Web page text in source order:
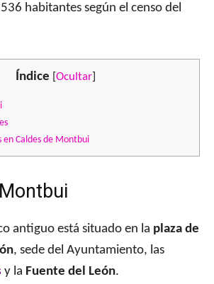
habitantes según el censo del
Índice [Ocultar]
en Caldes de Montbui
antiguo está situado en la plaza de
, sede del Ayuntamiento, las
y la Fuente del León.